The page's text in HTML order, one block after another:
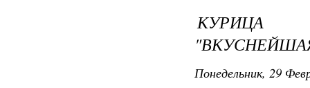
КУРИЦА
Понедельник, 29